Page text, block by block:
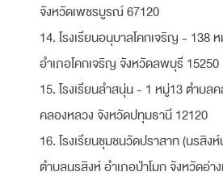
จังหวัดเพชรบูรณ์ 67120
14. โรงเรียนอนุบาลโคกเจริญ - 138
อำเภอโคกเจริญ จังหวัดลพบุรี 15250
15. โรงเรียนลำสนุ่น - 1 หมู่13 ตำบล
คลองหลวง จังหวัดปทุมธานี 12120
16. โรงเรียนชุมชนวัดปราสาท (นรสิง
ตำบลนรสิงห์ อำเภอป่าโมก จังหวัดอ่า